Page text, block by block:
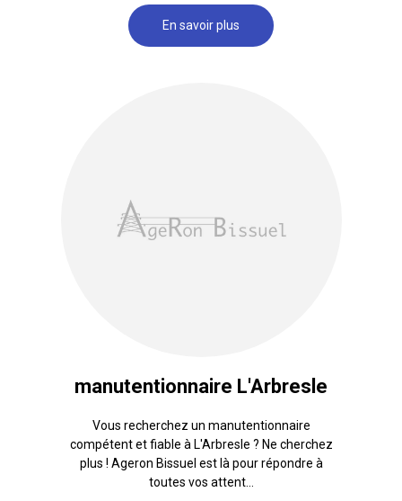
En savoir plus
manutentionnaire L'Arbresle
Vous recherchez un manutentionnaire
compétent et fiable à L'Arbresle ? Ne cherchez
plus ! Ageron Bissuel est là pour répondre à
toutes vos attent...